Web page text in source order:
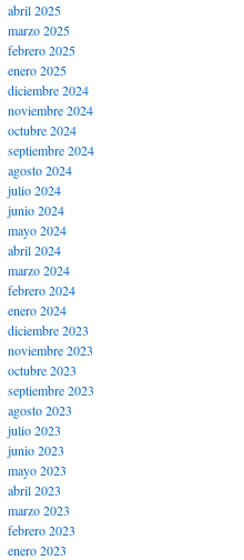
abril 2025
marzo 2025
febrero 2025
enero 2025
diciembre 2024
noviembre 2024
octubre 2024
septiembre 2024
agosto 2024
julio 2024
junio 2024
mayo 2024
abril 2024
marzo 2024
febrero 2024
enero 2024
diciembre 2023
noviembre 2023
octubre 2023
septiembre 2023
agosto 2023
julio 2023
junio 2023
mayo 2023
abril 2023
marzo 2023
febrero 2023
enero 2023